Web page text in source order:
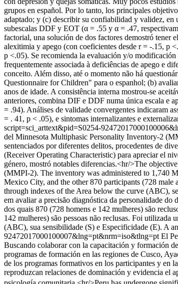
grupos en español. Por lo tanto, los principales
adaptado; y (c) describir su confiabilidad y validez, en
subescalas DDF y EOT (α = .55 y α = .47,
factorial, una solución de dos factores demostró
alexitimia y apego (con coeficientes desde r = -.15, p
p <.05). Se recomienda la evaluación y/o
frequentemente associada à deficiências de apego e
conceito. Além disso, até o momento não há
Questionnaire for Children" para o espanhol; (b)
anos de idade. A consistência interna mostrou-se
anteriores, combina DIF e DDF numa única escala e
= .94). Análises de validade convergentes indicaram
= . 41, p < .05), e sintomas internalizantes e
script=sci_arttext&pid=S0254-
del Minnesota Multiphasic Personality Inventory-2
sentenciados por diferentes delitos, procedentes de
(Receiver Operating Characteristic) para apreciar el
género, mostró notables diferencias.<hr/>The
(MMPI-2). The inventory was administered to 1,740
Mexico City, and the other 870 participants (728 male
through indexes of the Area below the curve (ABC),
em avaliar a precisão diagnóstica da personalidade
dos quais 870 (728 homens e 142 mulheres) são
142 mulheres) são pessoas não reclusas. Foi
(ABC), sua sensibilidade (S) e Especificidade (E). A
92472017000100007&lng=pt&nrm=iso&tlng=pt El
Buscando colaborar con la capacitación y formación
programas de formación en las regiones de Cusco,
de los programas formativos en los participantes y en
reproduzcan relaciones de dominación y evidencia el